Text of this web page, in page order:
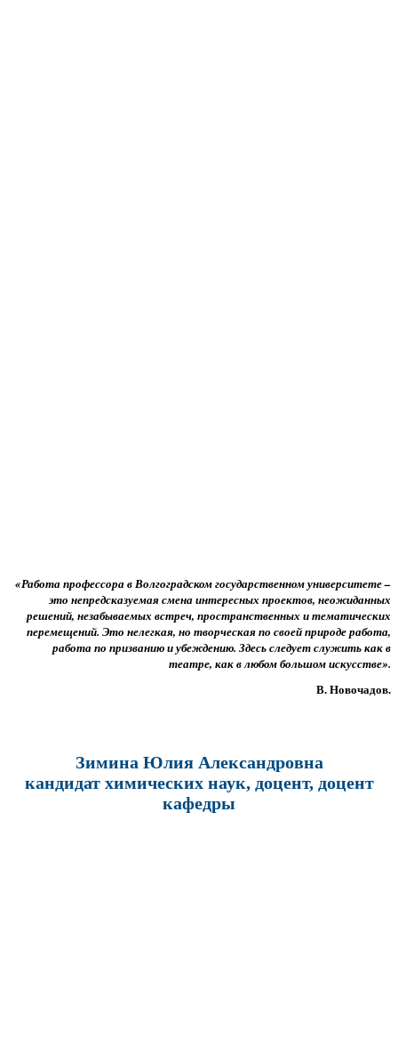
«Работа профессора в Волгоградском государственном университете –
это непредсказуемая смена интересных проектов, неожиданных
решений, незабываемых встреч, пространственных и тематических
перемещений. Это нелегкая, но творческая по своей природе работа,
работа по призванию и убеждению. Здесь следует служить как в
театре, как в любом большом искусстве».
В. Новочадов.
Зимина Юлия Александровна
кандидат химических наук, доцент, доцент
кафедры